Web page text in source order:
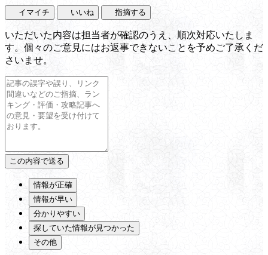
イマイチ いいね 指摘する
いただいた内容は担当者が確認のうえ、順次対応いたしま
す。個々のご意見にはお返事できないことを予めご了承くだ
さいませ。
情報が正確
情報が早い
分かりやすい
探していた情報が見つかった
その他